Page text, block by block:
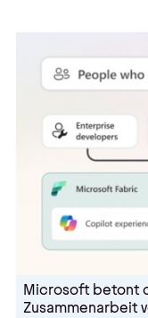
Microsoft betont
Zusammenarbeit